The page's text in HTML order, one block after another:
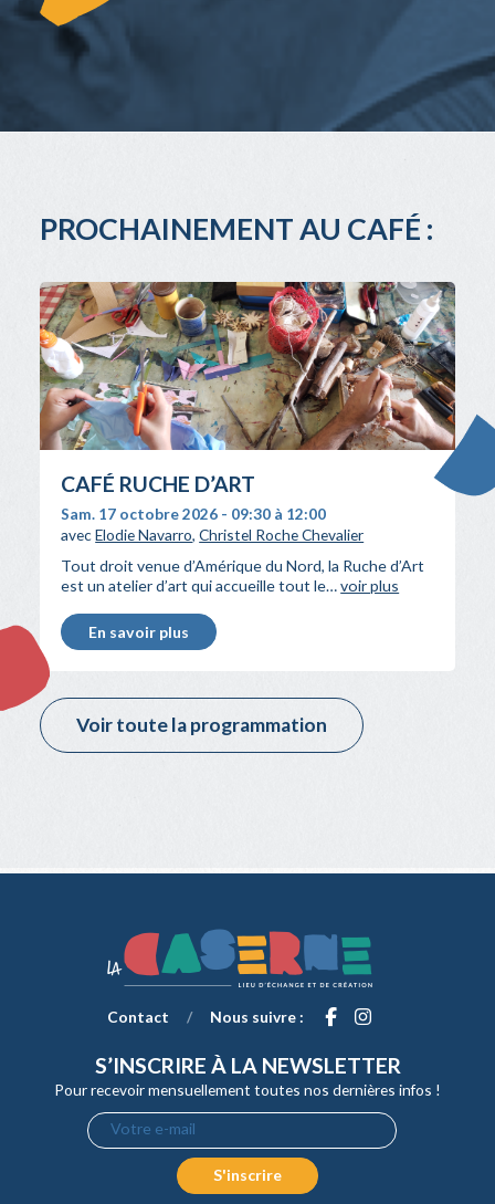
PROCHAINEMENT AU CAFÉ :
CAFÉ RUCHE D’ART
Sam. 17 octobre 2026 - 09:30 à 12:00
avecElodie Navarro,Christel Roche Chevalier
Tout droit venue d’Amérique du Nord, la Ruche d’Art
est un atelier d’art qui accueille tout le…voir plus
En savoir plus
Voir toute la programmation
Contact / Nous suivre :
S’INSCRIRE À LA NEWSLETTER
Pour recevoir mensuellement toutes nos dernières infos !
S'inscrire